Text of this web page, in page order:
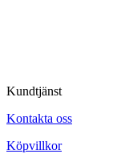
Kundtjänst
Kontakta oss
Köpvillkor